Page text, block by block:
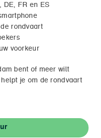
DE, FR en ES
rondvaart
voorkeur
bent of meer wilt
je om de rondvaart